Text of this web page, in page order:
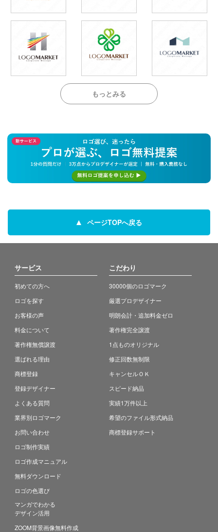
もっとみる
ページTOPへ戻る
サービス
初めての方へ
ロゴを探す
お客様の声
料金について
著作権無償譲渡
選ばれる理由
商標登録
登録デザイナー
よくある質問
業界別ロゴマーク
お問い合わせ
ロゴ制作実績
ロゴ作成マニュアル
無料ダウンロード
ロゴの色選び
マンガでわかる
デザイン活用
ZOOM背景画像無料作成
こだわり
30000個のロゴマーク
厳選プロデザイナー
明朗会計・追加料金ゼロ
著作権完全譲渡
1点ものオリジナル
修正回数無制限
キャンセルＯＫ
スピード納品
実績1万件以上
希望のファイル形式納品
商標登録サポート